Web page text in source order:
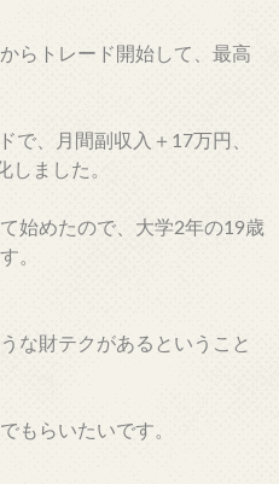
らトレード開始して、最高
で、月間副収入＋17万円、
しました。
始めたので、大学2年の19歳
。
な財テクがあるということ
もらいたいです。